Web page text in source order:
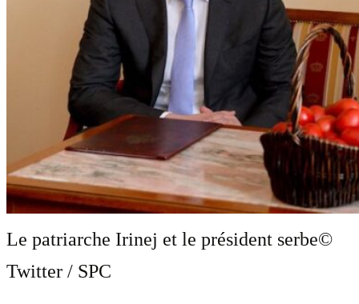
Le patriarche Irinej et le président serbe©
Twitter / SPC